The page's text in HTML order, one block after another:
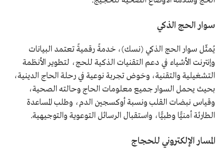
سوار الحج الذكي
يُمثّل سوار الحج الذكي (نسك)، خدمةً رقميةً تعتمد البيانات
وإنترنت الأشياء في دعم التقنيات الذكية للحج، لتطوير الأنظمة
التشغيلية والتقنية، وخوض تجربة نوعية في رحلة الحاج الدينية،
بحيث يحمل السوار جميع معلومات الحاج وحالته الصحية،
وقياس نبضات القلب ونسبة أوكسجين الدم، وطلب المساعدة
الطارئة أمنيًّا وطبيًّا، واستقبال الرسائل التوعوية والتوجيهية.
المسار الإلكتروني للحجاج